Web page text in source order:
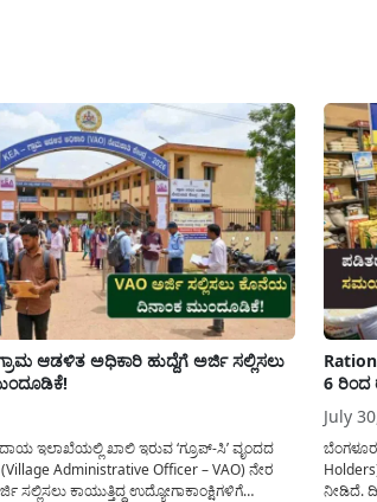
ಆಡಳಿತ ಅಧಿಕಾರಿ ಹುದ್ದೆಗೆ ಅರ್ಜಿ ಸಲ್ಲಿಸಲು
ಇಲಾಖೆಯಲ್ಲಿ ಖಾಲಿ ಇರುವ ‘ಗ್ರೂಪ್-ಸಿ’ ವೃಂದದ
Administrative Officer – VAO) ನೇರ
ಸಲ್ಲಿಸಲು ಕಾಯುತ್ತಿದ್ದ ಉದ್ಯೋಗಾಕಾಂಕ್ಷಿಗಳಿಗೆ
6 ರಿಂದ
July
ನೀಡಿದೆ.